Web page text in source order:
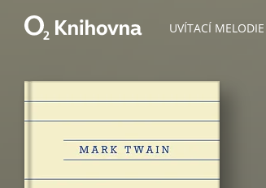
UVÍTACÍ MELODIE